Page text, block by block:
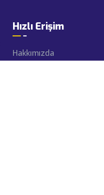
Hızlı Erişim
Hakkımızda